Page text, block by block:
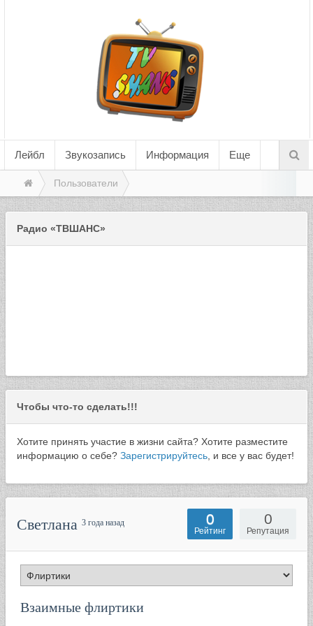
Лейбл Звукозапись Информация Еще
Пользователи
Радио «ТВШАНС»
Чтобы что-то сделать!!!
Хотите принять участие в жизни сайта? Хотите разместите
информацию о себе? Зарегистрируйтесь , и все у вас будет!
Светлана 3 года назад 0
Репутация
0
Рейтинг
Взаимные флиртики